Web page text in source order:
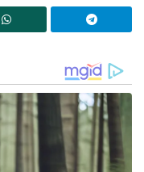
ചൈനയെ
യുദ്ധങ്ങളും
വലിയ തോതിൽ